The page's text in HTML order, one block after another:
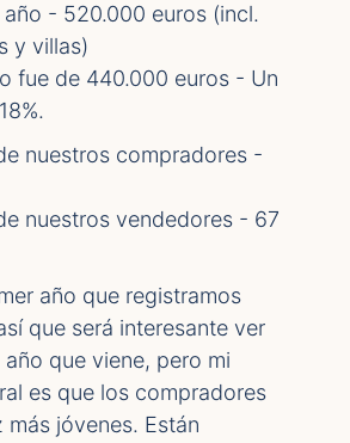
- 520.000 euros (incl.
y villas)
fue de 440.000 euros - Un
nuestros compradores -
nuestros vendedores - 67
año que registramos
que será interesante ver
que viene, pero mi
es que los compradores
más jóvenes. Están